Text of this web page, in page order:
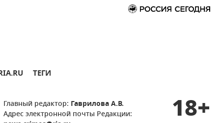
ТЕГИ
Главный редактор: Гаврилова А.В.
Адрес электронной почты Редакции:
18+